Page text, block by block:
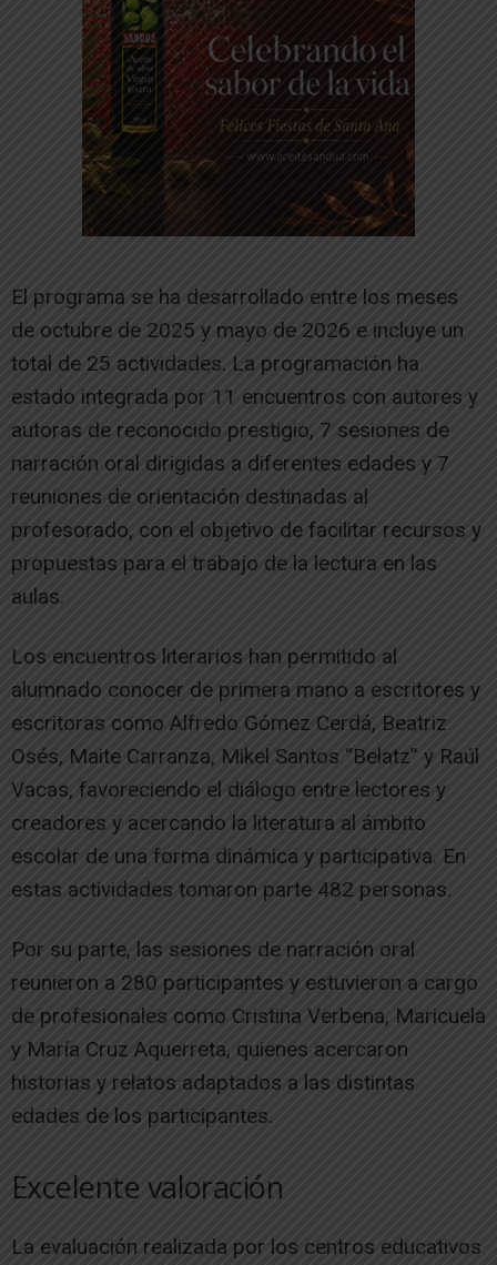
El programa se ha desarrollado entre los meses
de octubre de 2025 y mayo de 2026 e incluye un
total de 25 actividades. La programación ha
estado integrada por 11 encuentros con autores y
autoras de reconocido prestigio, 7 sesiones de
narración oral dirigidas a diferentes edades y 7
reuniones de orientación destinadas al
profesorado, con el objetivo de facilitar recursos y
propuestas para el trabajo de la lectura en las
aulas.
Los encuentros literarios han permitido al
alumnado conocer de primera mano a escritores y
escritoras como Alfredo Gómez Cerdá, Beatriz
Osés, Maite Carranza, Mikel Santos “Belatz” y Raúl
Vacas, favoreciendo el diálogo entre lectores y
creadores y acercando la literatura al ámbito
escolar de una forma dinámica y participativa. En
estas actividades tomaron parte 482 personas.
Por su parte, las sesiones de narración oral
reunieron a 280 participantes y estuvieron a cargo
de profesionales como Cristina Verbena, Maricuela
y María Cruz Aquerreta, quienes acercaron
historias y relatos adaptados a las distintas
edades de los participantes.
Excelente valoración
La evaluación realizada por los centros educativos